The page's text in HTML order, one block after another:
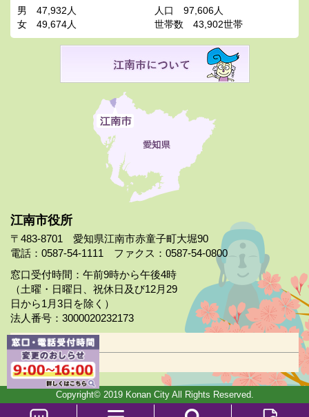
江南市役所
〒483-8701 愛知県江南市赤童子町大堀90
電話：0587-54-1111 ファクス：0587-54-0800
窓口受付時間：午前9時から午後4時
（土曜・日曜日、祝休日及び12月29
日から1月3日を除く）
法人番号：3000020232173
市役所案内
日曜市役所
男
47,932人
女
49,674人
人口
97,606人
世帯数
43,902世帯
Copyright© 2019 Konan City All Rights Reserved.